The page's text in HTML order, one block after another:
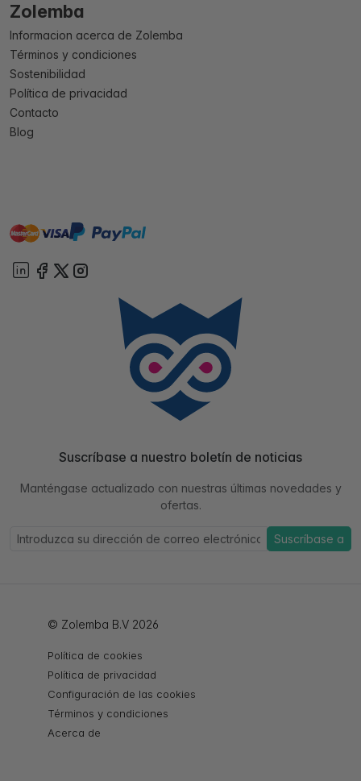
Zolemba
Informacion acerca de Zolemba
Términos y condiciones
Sostenibilidad
Política de privacidad
Contacto
Blog
mastervisa paypal
Suscríbase a nuestro boletín de noticias
Manténgase actualizado con nuestras últimas novedades y
ofertas.
Suscríbase a
© Zolemba B.V 2026
Política de cookies
Política de privacidad
Configuración de las cookies
Términos y condiciones
Acerca de